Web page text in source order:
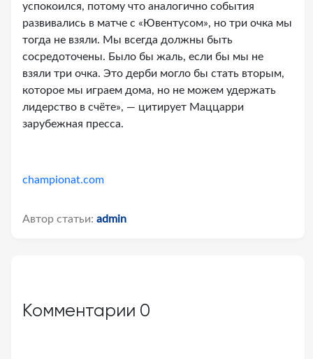
успокоился, потому что аналогично события
развивались в матче с «Ювентусом», но три очка мы
тогда не взяли. Мы всегда должны быть
сосредоточены. Было бы жаль, если бы мы не
взяли три очка. Это дерби могло бы стать вторым,
которое мы играем дома, но не можем удержать
лидерство в счёте», — цитирует Маццарри
зарубежная пресса.
championat.com
Автор статьи: admin
Комментарии 0